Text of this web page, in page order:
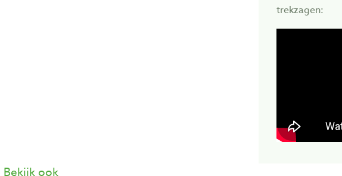
trekzagen:
Bekijk ook